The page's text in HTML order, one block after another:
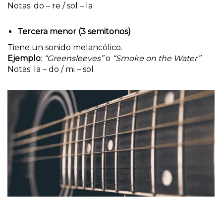
Notas: do – re / sol – la
Tercera menor (3 semitonos)
Tiene un sonido melancólico.
Ejemplo: “Greensleeves”o “Smoke on the Water”
Notas: la – do / mi – sol